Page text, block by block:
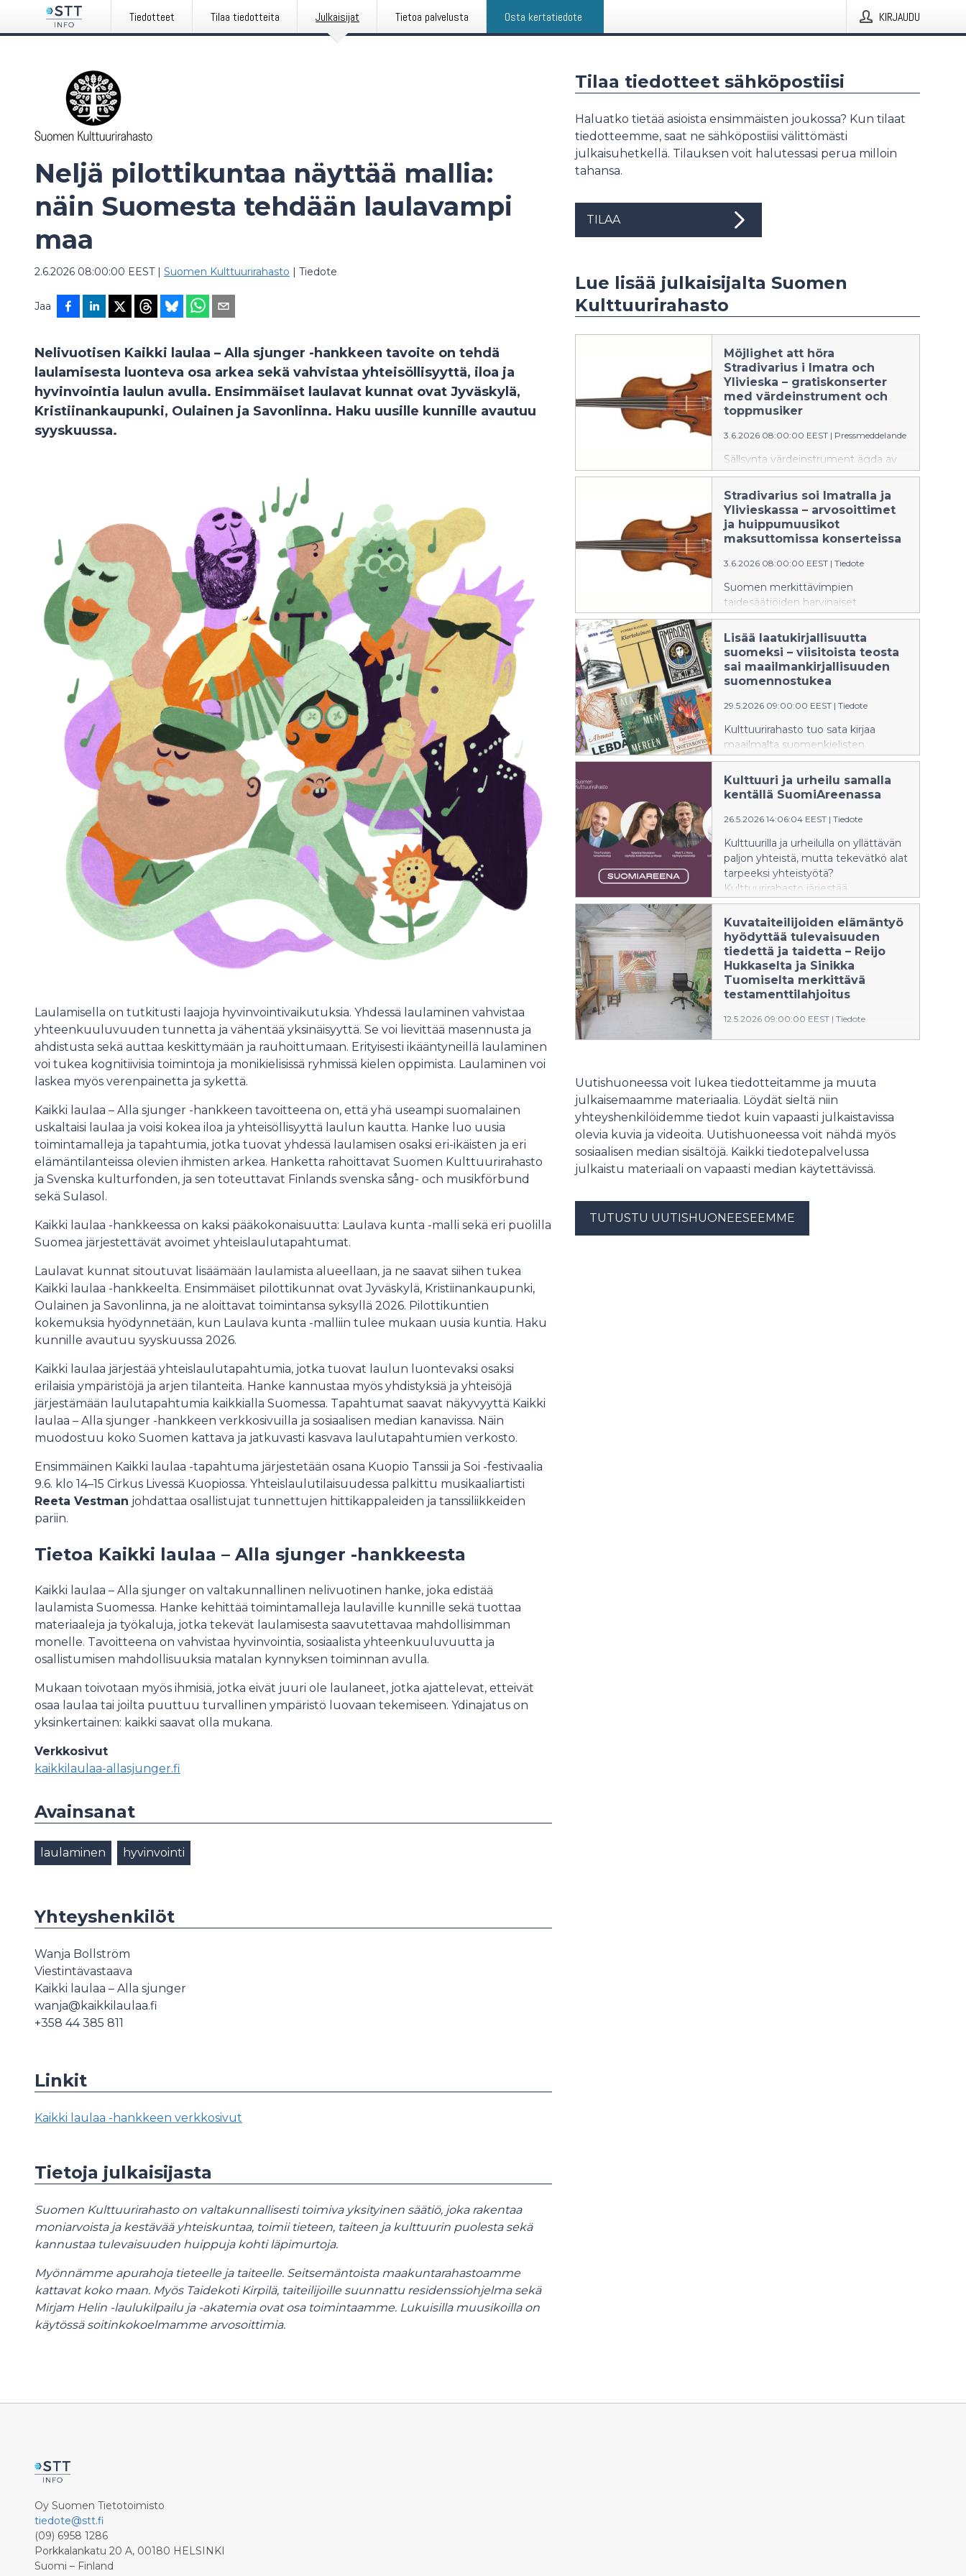
Tiedotteet Tilaa tiedotteita Julkaisijat Tietoa palvelusta Osta kertatiedote KIRJAUDU
Neljä pilottikuntaa näyttää mallia:
näin Suomesta tehdään laulavampi
maa
2.6.2026 08:00:00 EEST| Suomen Kulttuurirahasto | Tiedote
Jaa
Nelivuotisen Kaikki laulaa – Alla sjunger -hankkeen tavoite on tehdä
laulamisesta luonteva osa arkea sekä vahvistaa yhteisöllisyyttä, iloa ja
hyvinvointia laulun avulla. Ensimmäiset laulavat kunnat ovat Jyväskylä,
Kristiinankaupunki, Oulainen ja Savonlinna. Haku uusille kunnille avautuu
syyskuussa.
Laulamisella on tutkitusti laajoja hyvinvointivaikutuksia. Yhdessä laulaminen vahvistaa
yhteenkuuluvuuden tunnetta ja vähentää yksinäisyyttä. Se voi lievittää masennusta ja
ahdistusta sekä auttaa keskittymään ja rauhoittumaan. Erityisesti ikääntyneillä laulaminen
voi tukea kognitiivisia toimintoja ja monikielisissä ryhmissä kielen oppimista. Laulaminen voi
laskea myös verenpainetta ja sykettä.
Kaikki laulaa – Alla sjunger -hankkeen tavoitteena on, että yhä useampi suomalainen
uskaltaisi laulaa ja voisi kokea iloa ja yhteisöllisyyttä laulun kautta. Hanke luo uusia
toimintamalleja ja tapahtumia, jotka tuovat yhdessä laulamisen osaksi eri-ikäisten ja eri
elämäntilanteissa olevien ihmisten arkea. Hanketta rahoittavat Suomen Kulttuurirahasto
ja Svenska kulturfonden, ja sen toteuttavat Finlands svenska sång- och musikförbund
sekä Sulasol.
Kaikki laulaa -hankkeessa on kaksi pääkokonaisuutta: Laulava kunta -malli sekä eri puolilla
Suomea järjestettävät avoimet yhteislaulutapahtumat.
Laulavat kunnat sitoutuvat lisäämään laulamista alueellaan, ja ne saavat siihen tukea
Kaikki laulaa -hankkeelta. Ensimmäiset pilottikunnat ovat Jyväskylä, Kristiinankaupunki,
Oulainen ja Savonlinna, ja ne aloittavat toimintansa syksyllä 2026. Pilottikuntien
kokemuksia hyödynnetään, kun Laulava kunta -malliin tulee mukaan uusia kuntia. Haku
kunnille avautuu syyskuussa 2026.
Kaikki laulaa järjestää yhteislaulutapahtumia, jotka tuovat laulun luontevaksi osaksi
erilaisia ympäristöjä ja arjen tilanteita. Hanke kannustaa myös yhdistyksiä ja yhteisöjä
järjestämään laulutapahtumia kaikkialla Suomessa. Tapahtumat saavat näkyvyyttä Kaikki
laulaa – Alla sjunger -hankkeen verkkosivuilla ja sosiaalisen median kanavissa. Näin
muodostuu koko Suomen kattava ja jatkuvasti kasvava laulutapahtumien verkosto.
Ensimmäinen Kaikki laulaa -tapahtuma järjestetään osana Kuopio Tanssii ja Soi -festivaalia
9.6. klo 14–15 Cirkus Livessä Kuopiossa. Yhteislaulutilaisuudessa palkittu musikaaliartisti
Reeta Vestman johdattaa osallistujat tunnettujen hittikappaleiden ja tanssiliikkeiden
pariin.
Tietoa Kaikki laulaa – Alla sjunger -hankkeesta
Kaikki laulaa – Alla sjunger on valtakunnallinen nelivuotinen hanke, joka edistää
laulamista Suomessa. Hanke kehittää toimintamalleja laulaville kunnille sekä tuottaa
materiaaleja ja työkaluja, jotka tekevät laulamisesta saavutettavaa mahdollisimman
monelle. Tavoitteena on vahvistaa hyvinvointia, sosiaalista yhteenkuuluvuutta ja
osallistumisen mahdollisuuksia matalan kynnyksen toiminnan avulla.
Mukaan toivotaan myös ihmisiä, jotka eivät juuri ole laulaneet, jotka ajattelevat, etteivät
osaa laulaa tai joilta puuttuu turvallinen ympäristö luovaan tekemiseen. Ydinajatus on
yksinkertainen: kaikki saavat olla mukana.
Verkkosivut
kaikkilaulaa-allasjunger.fi
Avainsanat
laulaminen hyvinvointi
Yhteyshenkilöt
Wanja Bollström
Viestintävastaava
Kaikki laulaa – Alla sjunger
wanja@kaikkilaulaa.fi
+358 44 385 811
Linkit
Kaikki laulaa -hankkeen verkkosivut
Tietoja julkaisijasta
Suomen Kulttuurirahasto on valtakunnallisesti toimiva yksityinen säätiö, joka rakentaa
moniarvoista ja kestävää yhteiskuntaa, toimii tieteen, taiteen ja kulttuurin puolesta sekä
kannustaa tulevaisuuden huippuja kohti läpimurtoja.
Myönnämme apurahoja tieteelle ja taiteelle. Seitsemäntoista maakuntarahastoamme
kattavat koko maan. Myös Taidekoti Kirpilä, taiteilijoille suunnattu residenssiohjelma sekä
Mirjam Helin -laulukilpailu ja -akatemia ovat osa toimintaamme. Lukuisilla muusikoilla on
käytössä soitinkokoelmamme arvosoittimia.
Tilaa tiedotteet sähköpostiisi
Haluatko tietää asioista ensimmäisten joukossa? Kun tilaat
tiedotteemme, saat ne sähköpostiisi välittömästi
julkaisuhetkellä. Tilauksen voit halutessasi perua milloin
tahansa.
TILAA
Lue lisää julkaisijalta Suomen
Kulttuurirahasto
Möjlighet att höra
Stradivarius i Imatra och
Ylivieska – gratiskonserter
med värdeinstrument och
toppmusiker
3.6.2026 08:00:00 EEST | Pressmeddelande
Sällsynta värdeinstrument ägda av
Finlands mest betydande
konststiftelser och landets främsta
musiker uppträder i Imatra och
Ylivieska. Under dessa konserter får
publiken höra bland annat en
Stradivarius soi Imatralla ja
Ylivieskassa – arvosoittimet
ja huippumuusikot
maksuttomissa konserteissa
3.6.2026 08:00:00 EEST | Tiedote
Suomen merkittävimpien
taidesäätiöiden harvinaiset
arvosoittimet ja maan eturivin
muusikot esiintyvät Imatralla ja
Ylivieskassa. Konserteissa yleisö
pääsee kuulemaan muun muassa
1700-luvun Stradivarius-viulun
Lisää laatukirjallisuutta
suomeksi – viisitoista teosta
sai maailmankirjallisuuden
suomennostukea
29.5.2026 09:00:00 EEST | Tiedote
Kulttuurirahasto tuo sata kirjaa
maailmalta suomenkielisten
lukijoiden käsiin. Uusia teoksia on
tulossa muun muassa Espanjasta,
Slovakiasta ja Ukrainasta.
Kulttuuri ja urheilu samalla
kentällä SuomiAreenassa
26.5.2026 14:06:04 EEST | Tiedote
Kulttuurilla ja urheilulla on yllättävän
paljon yhteistä, mutta tekevätkö alat
tarpeeksi yhteistyötä?
Kulttuurirahasto järjestää
SuomiAreenassa 23.6.2026
keskustelun, jossa Timo Furuholm,
Katariina Havukainen, Matti T. J.
Heino ja Eeva Saarinen paneutuvat
kulttuuriin ja urheiluun
yhteisöllisyyden rakentajina.
Kuvataiteilijoiden elämäntyö
hyödyttää tulevaisuuden
tiedettä ja taidetta – Reijo
Hukkaselta ja Sinikka
Tuomiselta merkittävä
testamenttilahjoitus
12.5.2026 09:00:00 EEST | Tiedote
Vuonna 2024 menehtyneet
halusivat lahjoittaa omaisuutensa
Suomen Kulttuurirahaston kautta
tieteelle ja taiteelle.
Uutishuoneessa voit lukea tiedotteitamme ja muuta
julkaisemaamme materiaalia. Löydät sieltä niin
yhteyshenkilöidemme tiedot kuin vapaasti julkaistavissa
olevia kuvia ja videoita. Uutishuoneessa voit nähdä myös
sosiaalisen median sisältöjä. Kaikki tiedotepalvelussa
julkaistu materiaali on vapaasti median käytettävissä.
TUTUSTU UUTISHUONEESEEMME
Oy Suomen Tietotoimisto
tiedote@stt.fi
(09) 6958 1286
Porkkalankatu 20 A, 00180 HELSINKI
Suomi – Finland